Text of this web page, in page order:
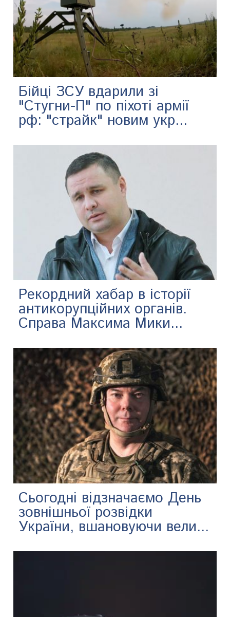
Бійці ЗСУ вдарили зі
"Стугни-П" по піхоті армії
рф: "страйк" новим укр...
Рекордний хабар в історії
антикорупційних органів.
Справа Максима Мики...
Сьогодні відзначаємо День
зовнішньої розвідки
України, вшановуючи вели...